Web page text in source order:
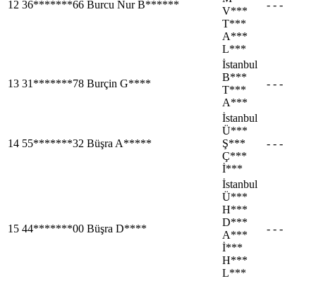
12 36*******66 Burcu Nur B******
V***
T***
A***
L***
- - -
13 31*******78 Burçin G****
İstanbul
B***
T***
A***
- - -
14 55*******32 Büşra A*****
İstanbul
Ü***
Ş***
Ç***
İ***
- - -
15 44*******00 Büşra D****
İstanbul
Ü***
H***
D***
A***
İ***
H***
L***
- - -